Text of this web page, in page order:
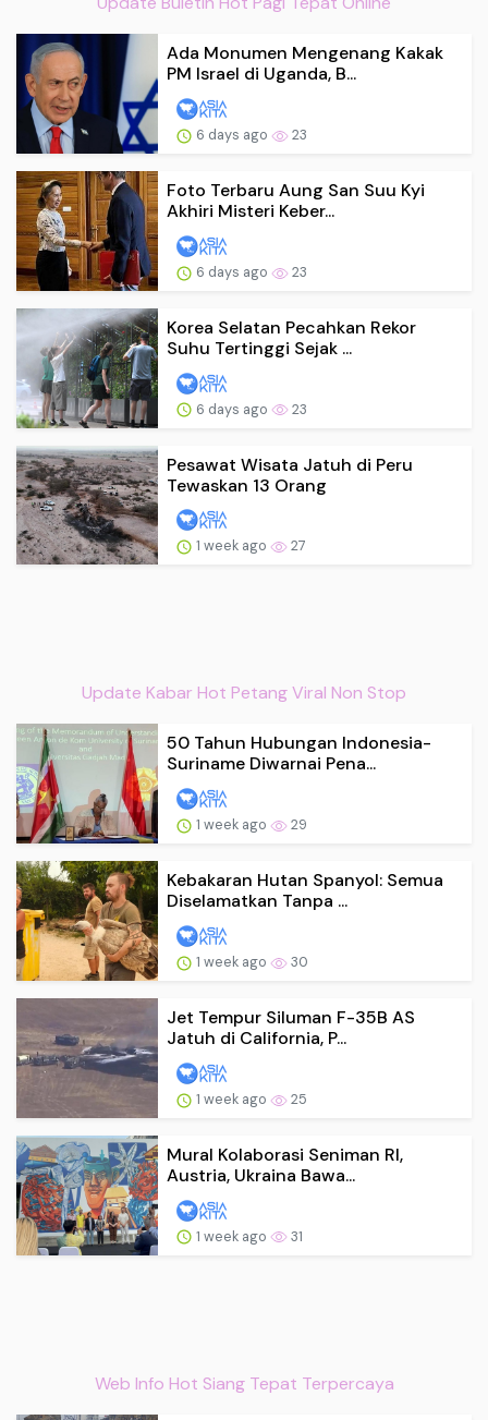
Ada Monumen Mengenang Kakak
PM Israel di Uganda, B...
6 days ago 23
Foto Terbaru Aung San Suu Kyi
Akhiri Misteri Keber...
6 days ago 23
Korea Selatan Pecahkan Rekor
Suhu Tertinggi Sejak ...
6 days ago 23
Pesawat Wisata Jatuh di Peru
Tewaskan 13 Orang
1 week ago 27
Update Kabar Hot Petang Viral Non Stop
50 Tahun Hubungan Indonesia-
Suriname Diwarnai Pena...
1 week ago 29
Kebakaran Hutan Spanyol: Semua
Diselamatkan Tanpa ...
1 week ago 30
Jet Tempur Siluman F-35B AS
Jatuh di California, P...
1 week ago 25
Mural Kolaborasi Seniman RI,
Austria, Ukraina Bawa...
1 week ago 31
Web Info Hot Siang Tepat Terpercaya